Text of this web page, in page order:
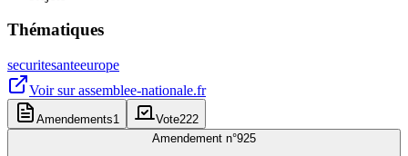
Thématiques
securitesanteeurope
Voir surassemblee-nationale.fr
Amendements1 Vote222
Amendement n°925